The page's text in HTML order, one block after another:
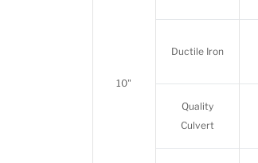
10"
Ductile Iron
Quality
Culvert